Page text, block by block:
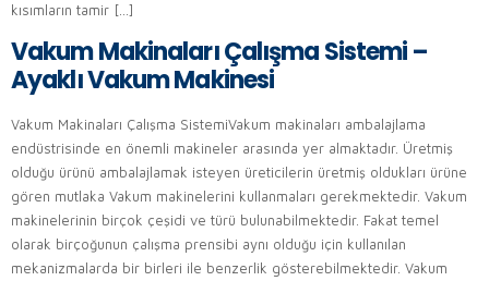
kısımların tamir […]
Vakum Makinaları Çalışma Sistemi –
Ayaklı Vakum Makinesi
Vakum Makinaları Çalışma SistemiVakum makinaları ambalajlama
endüstrisinde en önemli makineler arasında yer almaktadır. Üretmiş
olduğu ürünü ambalajlamak isteyen üreticilerin üretmiş oldukları ürüne
gören mutlaka Vakum makinelerini kullanmaları gerekmektedir. Vakum
makinelerinin birçok çeşidi ve türü bulunabilmektedir. Fakat temel
olarak birçoğunun çalışma prensibi aynı olduğu için kullanılan
mekanizmalarda bir birleri ile benzerlik gösterebilmektedir. Vakum